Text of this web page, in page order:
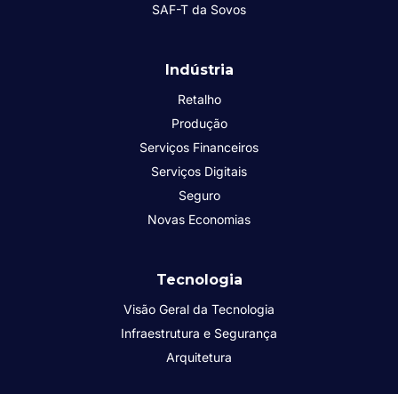
SAF-T da Sovos
Indústria
Retalho
Produção
Serviços Financeiros
Serviços Digitais
Seguro
Novas Economias
Tecnologia
Visão Geral da Tecnologia
Infraestrutura e Segurança
Arquitetura